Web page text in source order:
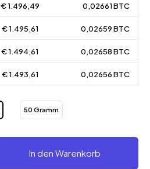
€ 1.496,49 0,02661 BTC
€ 1.495,61 0,02659 BTC
€ 1.494,61 0,02658 BTC
€ 1.493,61 0,02656 BTC
50 Gramm
In den Warenkorb